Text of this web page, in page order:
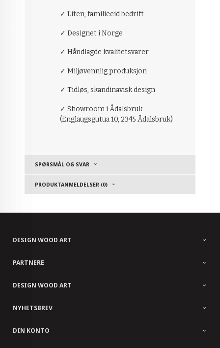
✓ Liten, familieeid bedrift
✓ Designet i Norge
✓ Håndlagde kvalitetsvarer
✓ Miljøvennlig produksjon
✓ Tidløs, skandinavisk design
✓ Showroom i Ådalsbruk
(Englaugsgutua 10, 2345 Ådalsbruk)
SPØRSMÅL OG SVAR
PRODUKTANMELDELSER (0)
DESIGN WOOD ART
PARTNERE
DESIGN WOOD ART
NYHETSBREV
DIN KONTO